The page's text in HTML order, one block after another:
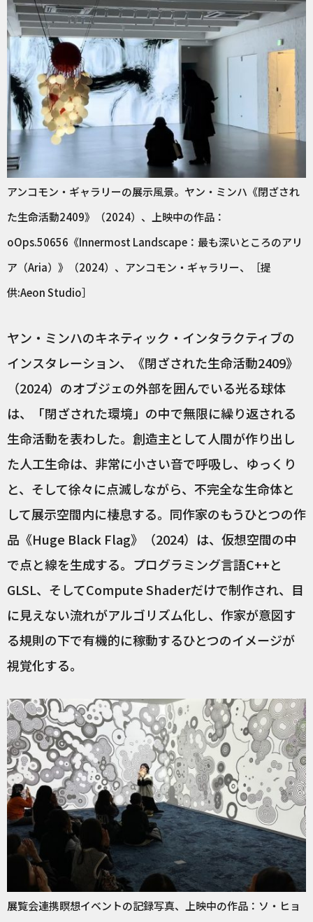
アンコモン・ギャラリーの展示風景。ヤン・ミンハ《閉ざされ
た生命活動2409》（2024）、上映中の作品：
oOps.50656《Innermost Landscape：最も深いところのアリ
ア（Aria）》（2024）、アンコモン・ギャラリー、［提
供:Aeon Studio］
ヤン・ミンハのキネティック・インタラクティブの
インスタレーション、《閉ざされた生命活動2409》
（2024）のオブジェの外部を囲んでいる光る球体
は、「閉ざされた環境」の中で無限に繰り返される
生命活動を表わした。創造主として人間が作り出し
た人工生命は、非常に小さい音で呼吸し、ゆっくり
と、そして徐々に点滅しながら、不完全な生命体と
して展示空間内に棲息する。同作家のもうひとつの作
品《Huge Black Flag》（2024）は、仮想空間の中
で点と線を生成する。プログラミング言語C++と
GLSL、そしてCompute Shaderだけで制作され、目
に見えない流れがアルゴリズム化し、作家が意図す
る規則の下で有機的に稼動するひとつのイメージが
視覚化する。
展覧会連携瞑想イベントの記録写真、上映中の作品：ソ・ヒョ